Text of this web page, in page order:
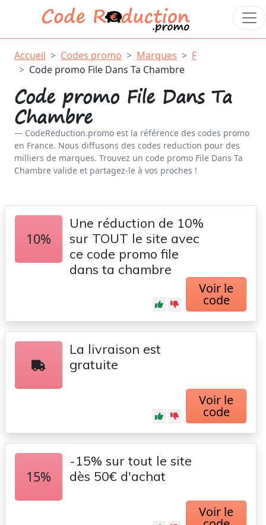
Accueil Codes promo Marques
F
Code promo File Dans Ta Chambre
Code promo File Dans Ta
Chambre
CodeReduction.promo est la référence des codes promo
en France. Nous diffusons des codes reduction pour des
milliers de marques. Trouvez un code promo File Dans Ta
Chambre valide et partagez-le à vos proches !
10%
Une réduction de 10%
sur TOUT le site avec
ce code promo file
dans ta chambre
Voir le
code
La livraison est
gratuite
Voir le
code
15%
-15% sur tout le site
dès 50€ d'achat
Voir le